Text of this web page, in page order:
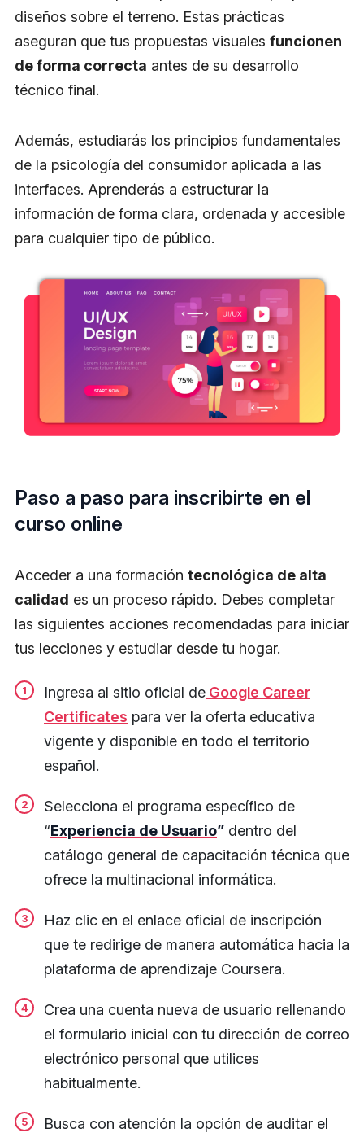
diseños sobre el terreno. Estas prácticas
aseguran que tus propuestas visuales funcionen
de forma correcta antes de su desarrollo
técnico final.
Además, estudiarás los principios fundamentales
de la psicología del consumidor aplicada a las
interfaces. Aprenderás a estructurar la
información de forma clara, ordenada y accesible
para cualquier tipo de público.
Paso a paso para inscribirte en el
curso online
Acceder a una formación tecnológica de alta
calidad es un proceso rápido. Debes completar
las siguientes acciones recomendadas para iniciar
tus lecciones y estudiar desde tu hogar.
Ingresa al sitio oficial de Google Career
Certificates para ver la oferta educativa
vigente y disponible en todo el territorio
español.
Selecciona el programa específico de
“Experiencia de Usuario” dentro del
catálogo general de capacitación técnica que
ofrece la multinacional informática.
Haz clic en el enlace oficial de inscripción
que te redirige de manera automática hacia la
plataforma de aprendizaje Coursera.
Crea una cuenta nueva de usuario rellenando
el formulario inicial con tu dirección de correo
electrónico personal que utilices
habitualmente.
Busca con atención la opción de auditar el